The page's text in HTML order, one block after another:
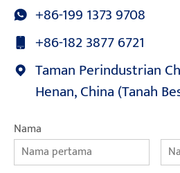
+86-199 1373 9708
+86-182 3877 6721
Taman Perindustrian
Henan, China (Tanah
Nama